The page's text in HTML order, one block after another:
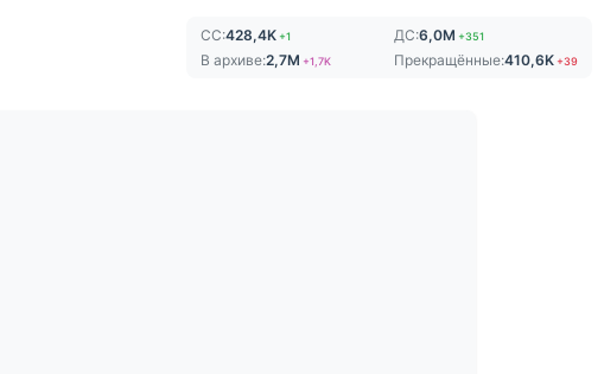
СС:428,4K+1 ДС:6,0M +351
В архиве:2,7M +1,7K Прекращённые:410,6K +39